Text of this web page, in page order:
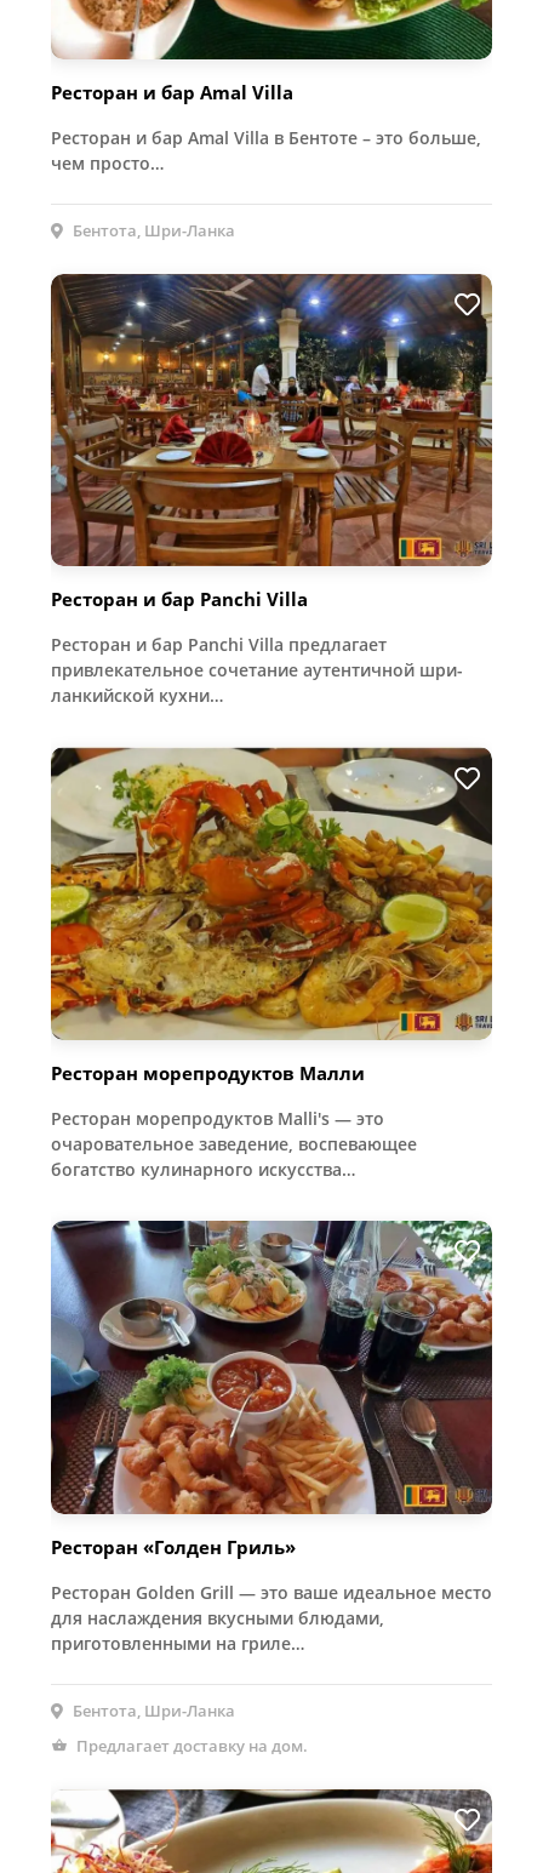
Ресторан и бар Amal Villa
Ресторан и бар Amal Villa в Бентоте – это больше,
чем просто…
Бентота, Шри-Ланка
Ресторан и бар Panchi Villa
Ресторан и бар Panchi Villa предлагает
привлекательное сочетание аутентичной шри-
ланкийской кухни…
Ресторан морепродуктов Малли
Ресторан морепродуктов Malli's — это
очаровательное заведение, воспевающее
богатство кулинарного искусства…
Ресторан «Голден Гриль»
Ресторан Golden Grill — это ваше идеальное место
для наслаждения вкусными блюдами,
приготовленными на гриле…
Бентота, Шри-Ланка
Предлагает доставку на дом.